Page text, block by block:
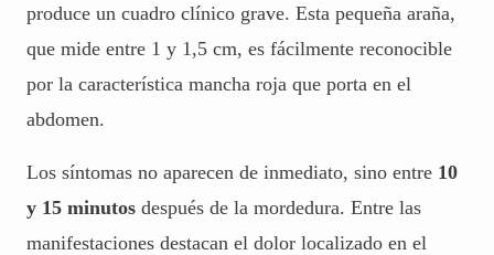
produce un cuadro clínico grave. Esta pequeña araña,
que mide entre 1 y 1,5 cm, es fácilmente reconocible
por la característica mancha roja que porta en el
abdomen.
Los síntomas no aparecen de inmediato, sino entre 10
y 15 minutos después de la mordedura. Entre las
manifestaciones destacan el dolor localizado en el